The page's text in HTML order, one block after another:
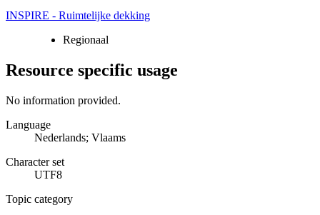
INSPIRE - Ruimtelijke dekking
Regionaal
Resource specific usage
No information provided.
Language
Nederlands; Vlaams
Character set
UTF8
Topic category